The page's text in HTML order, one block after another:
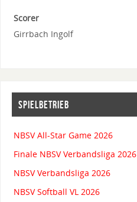
Scorer
Girrbach Ingolf
SPIELBETRIEB
NBSV All-Star Game 2026
Finale NBSV Verbandsliga 2026
NBSV Verbandsliga 2026
NBSV Softball VL 2026